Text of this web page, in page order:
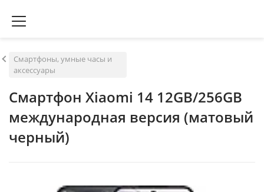
Смартфоны, умные часы и
аксессуары
Смартфон Xiaomi 14 12GB/256GB
международная версия (матовый
черный)